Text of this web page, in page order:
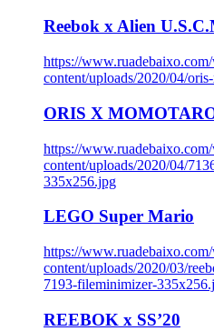
Reebok x Alien
https://
content/uploads/2020/04/
ORIS X
https://
content/uploads/2020/04/
335x256.jpg
LEGO Super Mario
https://
content/uploads/2020/03/
7193-fileminimizer-
REEBOK x SS’20